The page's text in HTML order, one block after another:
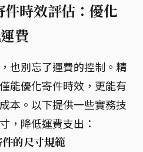
時效評估：優化
費
也別忘了運費的控制。精
能優化寄件時效，更能有
本。以下提供一些實務技
，降低運費支出：
的尺寸規範